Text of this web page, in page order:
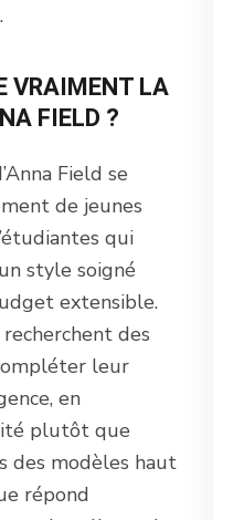
VRAIMENT LA
FIELD ?
Field se
de jeunes
qui
style soigné
extensible.
des
leur
en
plutôt que
des modèles haut
répond